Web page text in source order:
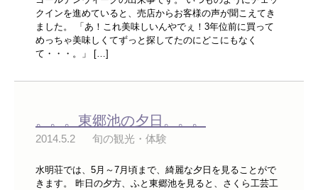
クインを進めていると、売店からお客様の声が聞こえてき
ました。 「あ！これ美味しいんやでぇ！3年位前に買って
めっちゃ美味しくてずっと探してたのにどこにもなく
て・・・。」 […]
。。。東郷池の夕日。。。
2014.5.2 旬の観光・体験
水明荘では、5月～7月頃まで、綺麗な夕日を見ることがで
きます。 昨日の夕方、ふと東郷池を見ると、さくら工芸工